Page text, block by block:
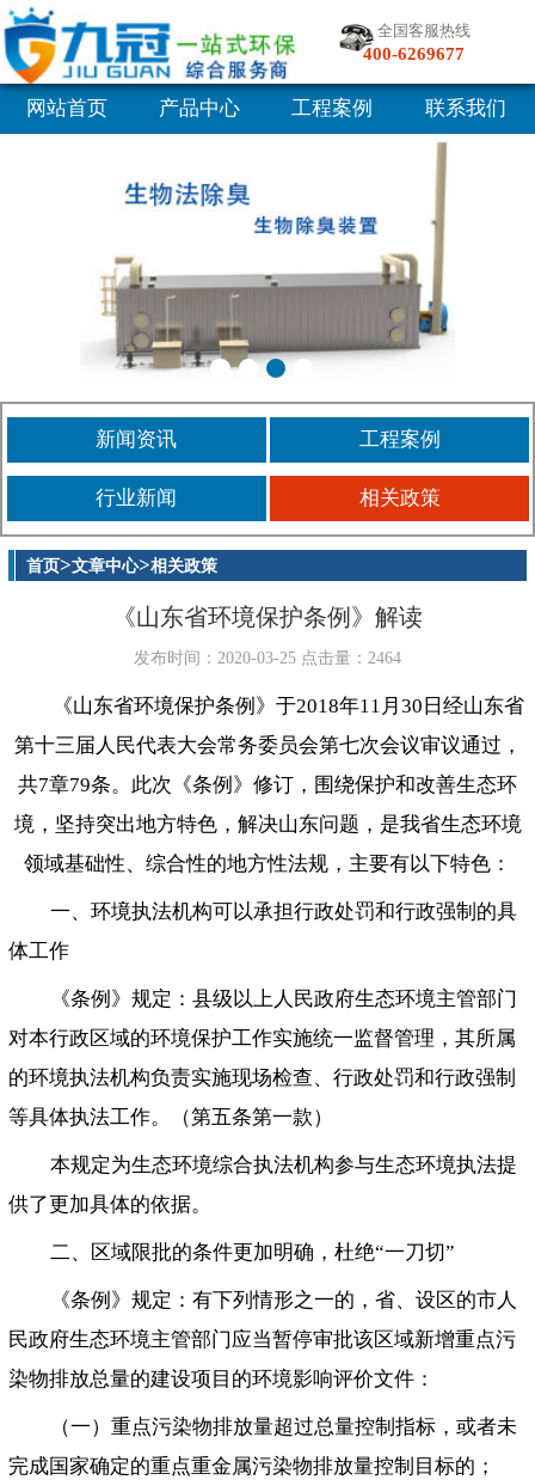
全国客服热线
400-6269677
网站首页 产品中心 工程案例 联系我们
新闻资讯 工程案例
行业新闻 相关政策
首页>文章中心>相关政策
《山东省环境保护条例》解读
发布时间：2020-03-25 点击量：2464
《山东省环境保护条例》于2018年11月30日经山东省
第十三届人民代表大会常务委员会第七次会议审议通过，
共7章79条。此次《条例》修订，围绕保护和改善生态环
境，坚持突出地方特色，解决山东问题，是我省生态环境
领域基础性、综合性的地方性法规，主要有以下特色：
一、环境执法机构可以承担行政处罚和行政强制的具
体工作
《条例》规定：县级以上人民政府生态环境主管部门
对本行政区域的环境保护工作实施统一监督管理，其所属
的环境执法机构负责实施现场检查、行政处罚和行政强制
等具体执法工作。（第五条第一款）
本规定为生态环境综合执法机构参与生态环境执法提
供了更加具体的依据。
二、区域限批的条件更加明确，杜绝“一刀切”
《条例》规定：有下列情形之一的，省、设区的市人
民政府生态环境主管部门应当暂停审批该区域新增重点污
染物排放总量的建设项目的环境影响评价文件：
（一）重点污染物排放量超过总量控制指标，或者未
完成国家确定的重点重金属污染物排放量控制目标的；